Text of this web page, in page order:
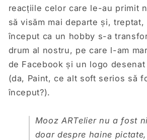
reacțiile celor care le-au primit
să visăm mai departe și, treptat,
început ca un hobby s-a
drum al nostru, pe care l-am
de Facebook și un logo
(da, Paint, ce alt soft serios să
început?).
Mooz ARTelier nu a fost
doar despre haine